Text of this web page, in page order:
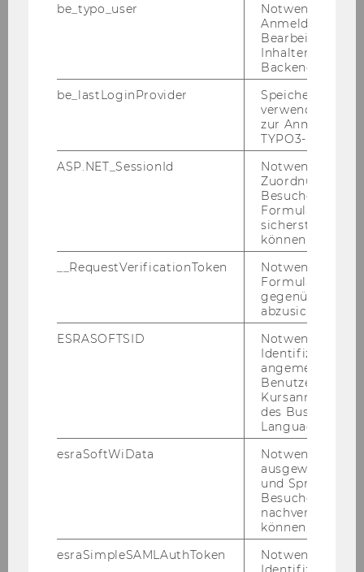
Das war die FFE-​Konferenz
Am 27. und 28. März 2025 fand das Forum for
Fu­ture Eco­no­mists erst­mals an der WU Wien
„25 Jahre bis 2050:
be_typo_user
Notwendig für
Anmeldung und
Bearbeitung von
Inhalten im
Backend.
be_lastLoginProvider
Speichert die
verwendete
zur Anmeldung
TYPO3-Backend.
ASP.NET_SessionId
Notwendig, um
Zuordnung von
Besucher zu
sicherstellen zu
können.
__RequestVerificationToken
Notwendig, um
gegenüber
abzusichern.
ESRASOFTSID
Notwendig zur
Identifizierung
angemeldeten
Benutzers im
des Business
Language
esraSoftWiData
Notwendig um
ausgewählte
und
Besuchers
nachverfolgen
können.
esraSimpleSAMLAuthToken
Notwendig zur
Identifizierung